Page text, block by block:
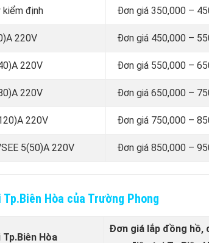
kiểm định Đơn giá 350,000 –
220V Đơn giá 450,000 –
220V Đơn giá 550,000 –
220V Đơn giá 650,000 –
220V Đơn giá 750,000 –
5(50)A 220V Đơn giá 850,000 –
Hòa của Trường Phong
Hòa
Đơn giá lắp đồng hồ,